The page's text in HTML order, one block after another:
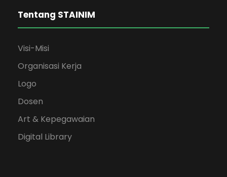
Tentang STAINIM
Visi-Misi
Organisasi Kerja
Logo
Dosen
Art & Kepegawaian
Digital Library